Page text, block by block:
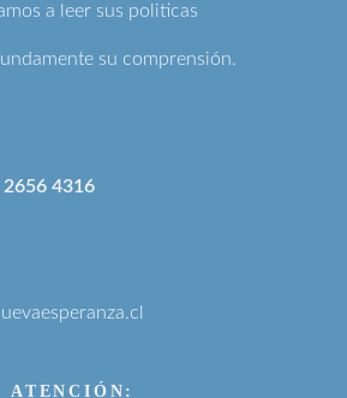
a leer sus politicas
su comprensión.
2656 4316
ATENCIÓN: